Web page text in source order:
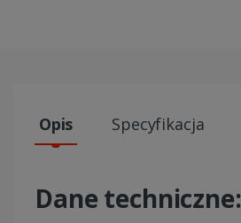
Opis Specyfikacja
Dane techniczne: